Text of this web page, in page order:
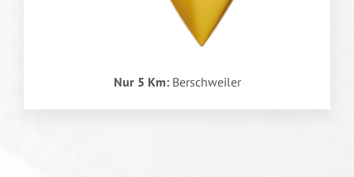
Nur 5 Km:Berschweiler